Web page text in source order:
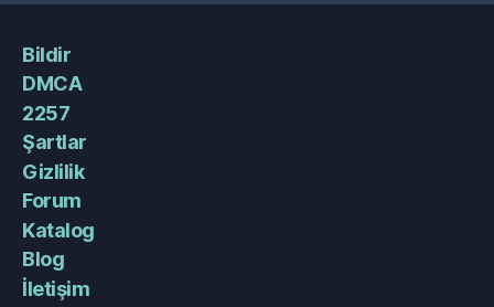
Bildir
DMCA
2257
Şartlar
Gizlilik
Forum
Katalog
Blog
İletişim